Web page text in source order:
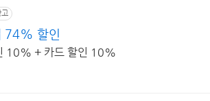
고
74% 할인
10% + 카드 할인 10%